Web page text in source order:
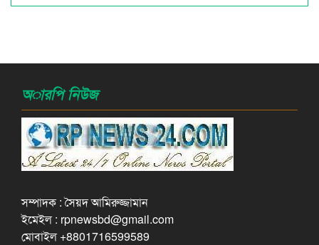
অারপি নিউজ
সম্পাদক : সৈয়দ আমিরুজ্জামান
ইমেইল : rpnewsbd@gmail.com
মোবাইল +8801716599589